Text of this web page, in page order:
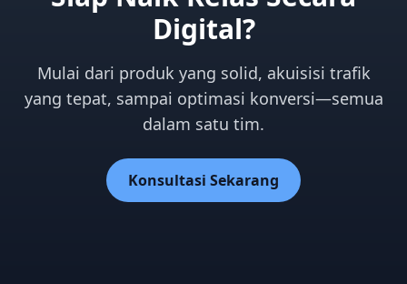
Digital?
Mulai dari produk yang solid, akuisisi trafik
yang tepat, sampai optimasi konversi—semua
dalam satu tim.
Konsultasi Sekarang